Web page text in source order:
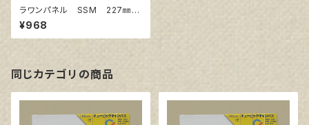
ラワンパネル SSM 227㎜×
227㎜
¥968
同じカテゴリの商品